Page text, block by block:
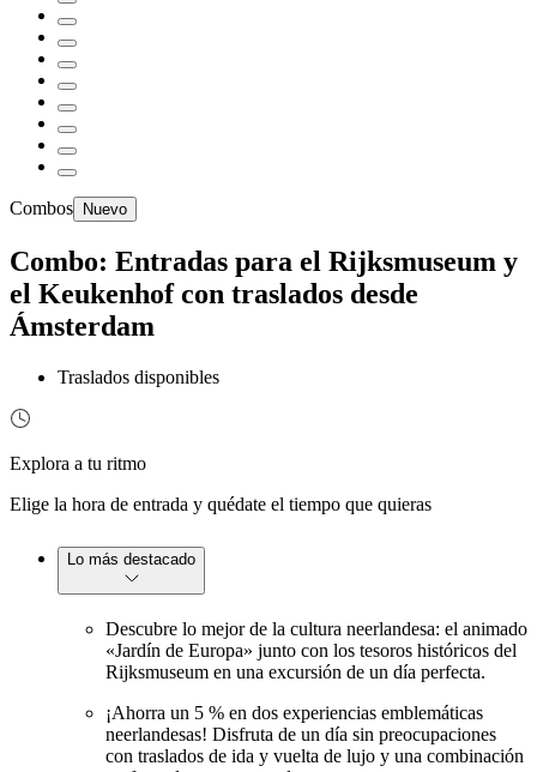
Combos Nuevo
Combo: Entradas para el Rijksmuseum y
el Keukenhof con traslados desde
Ámsterdam
Traslados disponibles
Explora a tu ritmo
Elige la hora de entrada y quédate el tiempo que quieras
Lo más destacado
Descubre lo mejor de la cultura neerlandesa: el animado
«Jardín de Europa» junto con los tesoros históricos del
Rijksmuseum en una excursión de un día perfecta.
¡Ahorra un 5 % en dos experiencias emblemáticas
neerlandesas! Disfruta de un día sin preocupaciones
con traslados de ida y vuelta de lujo y una combinación